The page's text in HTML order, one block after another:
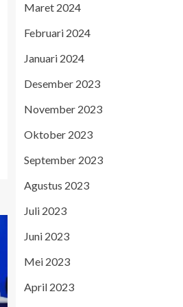
Maret 2024
Februari 2024
Januari 2024
Desember 2023
November 2023
Oktober 2023
September 2023
Agustus 2023
Juli 2023
Juni 2023
Mei 2023
April 2023